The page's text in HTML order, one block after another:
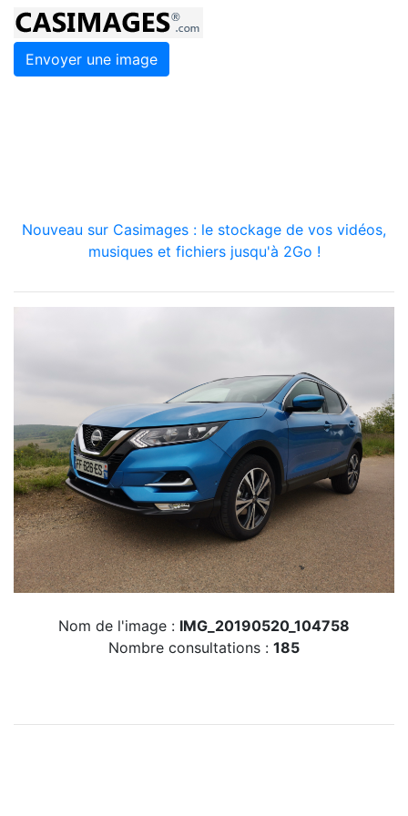
Envoyer une image
Nouveau sur Casimages : le stockage de vos vidéos,
musiques et fichiers jusqu'à 2Go !
Nom de l'image : IMG_20190520_104758
Nombre consultations : 185